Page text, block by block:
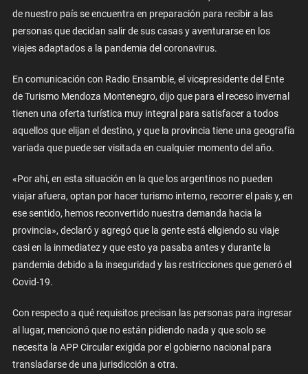
de nuestro país se encuentra en preparación para recibir a las
personas que decidan salir de sus casas y aventurarse en los
viajes adaptados a la pandemia del coronavirus.
En comunicación con Radio Ensamble, el vicepresidente del Ente
de Turismo Mendoza Montenegro, dijo que para el receso invernal
tienen una oferta turística muy integral para satisfacer a todos
aquellos que elijan el destino, y que la provincia tiene una geografía
variada que puede ser visitada en cualquier momento del año.
«Por ahí, en esta situación en la que los argentinos no pueden
viajar afuera, optan por hacer turismo interno, recorrer el país y, en
ese sentido, hemos reconvertido nuestra demanda hacia la
provincia», declaró y agregó que la gente está eligiendo su viaje
casi en la inmediatez y que esto ya pasaba antes y durante la
pandemia debido a la inseguridad y las restricciones que generó el
Covid-19.
Con respecto a qué requisitos precisan las personas para ingresar
al lugar, mencionó que no están pidiendo nada y que solo se
necesita la APP Circular exigida por el gobierno nacional para
transladarse de una jurisdicción a otra.